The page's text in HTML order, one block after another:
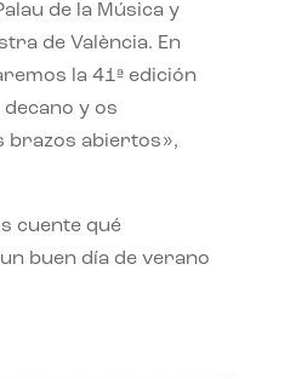
de la Música y
de València. En
la 41ª edición
y os
brazos abiertos»,
cuente qué
buen día de verano